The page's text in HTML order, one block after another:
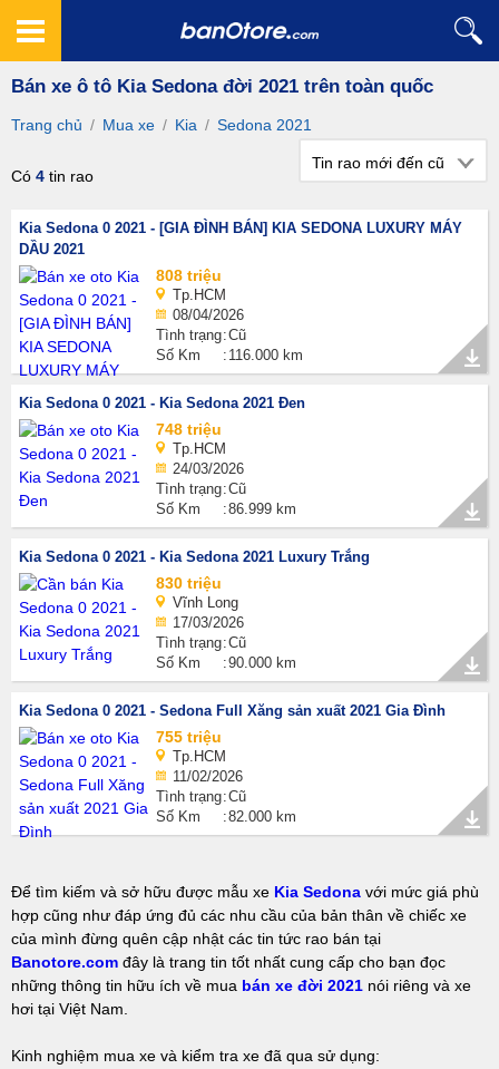
Bán xe ô tô Kia Sedona đời 2021 trên toàn quốc
Trang chủ / Mua xe / Kia / Sedona 2021
Có 4 tin rao
Tin rao mới đến cũ
Kia Sedona 0 2021 - [GIA ĐÌNH BÁN] KIA SEDONA LUXURY MÁY
DẦU 2021
808 triệu
Tp.HCM
08/04/2026
Tình trạng Cũ
Số Km
116.000 km
Kia Sedona 0 2021 - Kia Sedona 2021 Đen
748 triệu
Tp.HCM
24/03/2026
Tình trạng Cũ
Số Km
86.999 km
Kia Sedona 0 2021 - Kia Sedona 2021 Luxury Trắng
830 triệu
Vĩnh Long
17/03/2026
Tình trạng Cũ
Số Km
90.000 km
Kia Sedona 0 2021 - Sedona Full Xăng sản xuất 2021 Gia Đình
755 triệu
Tp.HCM
11/02/2026
Tình trạng Cũ
Số Km
82.000 km
Để tìm kiếm và sở hữu được mẫu xe Kia Sedona với mức giá phù
hợp cũng như đáp ứng đủ các nhu cầu của bản thân về chiếc xe
của mình đừng quên cập nhật các tin tức rao bán tại
Banotore.com đây là trang tin tốt nhất cung cấp cho bạn đọc
những thông tin hữu ích về mua bán xe đời 2021 nói riêng và xe
hơi tại Việt Nam.
Kinh nghiệm mua xe và kiểm tra xe đã qua sử dụng: